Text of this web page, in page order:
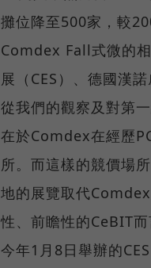
攤位降至500家，較
Comdex Fall式微的
展（CES）、德國漢
從我們的觀察及對第
在於Comdex在經歷
所。而這樣的競價場
地的展覽取代
性、前瞻性的CeBIT
今年1月8日舉辦的